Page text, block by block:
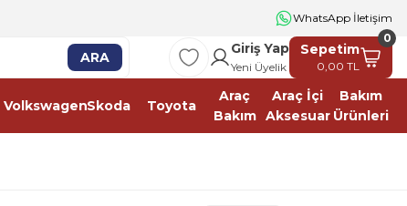
2500 TL ÜSTÜ ÜCRETSİZ KARGO WhatsApp İletişim
ARA
Giriş Yap
Yeni Üyelik
Sepetim
0,00 TL
0
VolkswagenSkoda Toyota
Araç
Bakım
Araç İçi
Aksesuar
Bakım
Ürünleri